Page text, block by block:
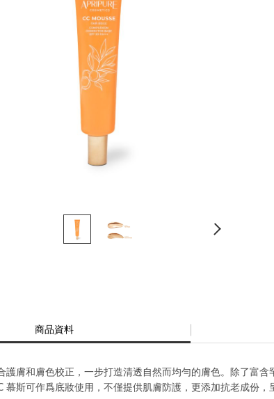
商品資料
護膚和膚色校正，一步打造清透自然而均勻的膚色。除了富
慕斯可作爲底妝使用，不僅提供肌膚防護，更添加抗老成份，